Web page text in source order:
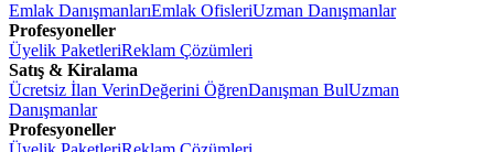
Emlak DanışmanlarıEmlak OfisleriUzman Danışmanlar
Profesyoneller
Üyelik PaketleriReklam Çözümleri
Satış & Kiralama
Ücretsiz İlan VerinDeğerini ÖğrenDanışman BulUzman
Danışmanlar
Profesyoneller